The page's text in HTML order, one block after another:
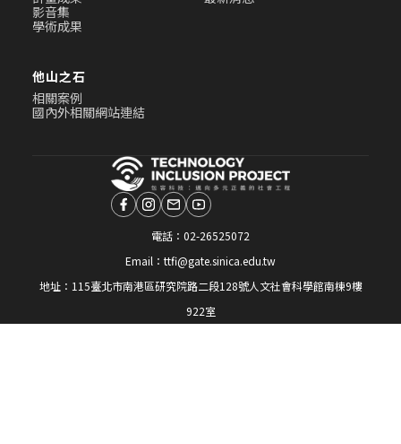
電話： 02-26525072
Email： ttfi@gate.sinica.edu.tw
地址： 115臺北市南港區研究院路二段128號人文社會科學館南棟9樓
922室
影音集
學術成果
他山之石
相關案例
國內外相關網站連結